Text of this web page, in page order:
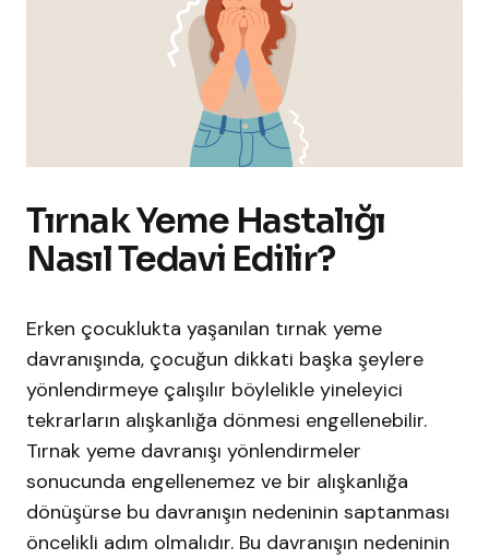
Tırnak Yeme Hastalığı
Nasıl Tedavi Edilir?
Erken çocuklukta yaşanılan tırnak yeme
davranışında, çocuğun dikkati başka şeylere
yönlendirmeye çalışılır böylelikle yineleyici
tekrarların alışkanlığa dönmesi engellenebilir.
Tırnak yeme davranışı yönlendirmeler
sonucunda engellenemez ve bir alışkanlığa
dönüşürse bu davranışın nedeninin saptanması
öncelikli adım olmalıdır. Bu davranışın nedeninin